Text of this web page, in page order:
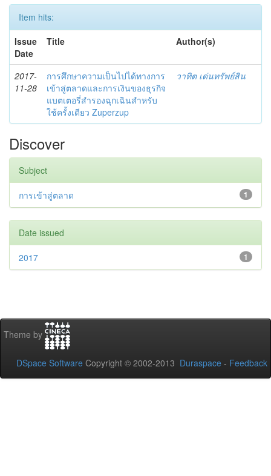
Item hits:
Issue
Date
Title Author(s)
2017-
11-28
การศึกษาความเป็นไปได้ทางการ
เข้าสู่ตลาดและการเงินของธุรกิจ
แบตเตอรี่สำรองฉุกเฉินสำหรับ
ใช้ครั้งเดียว Zuperzup
วาทิต เด่นทรัพย์สิน
Discover
Subject
1
การเข้าสู่ตลาด
Date issued
1
2017
Theme by
DSpace Software Copyright © 2002-2013 Duraspace - Feedback